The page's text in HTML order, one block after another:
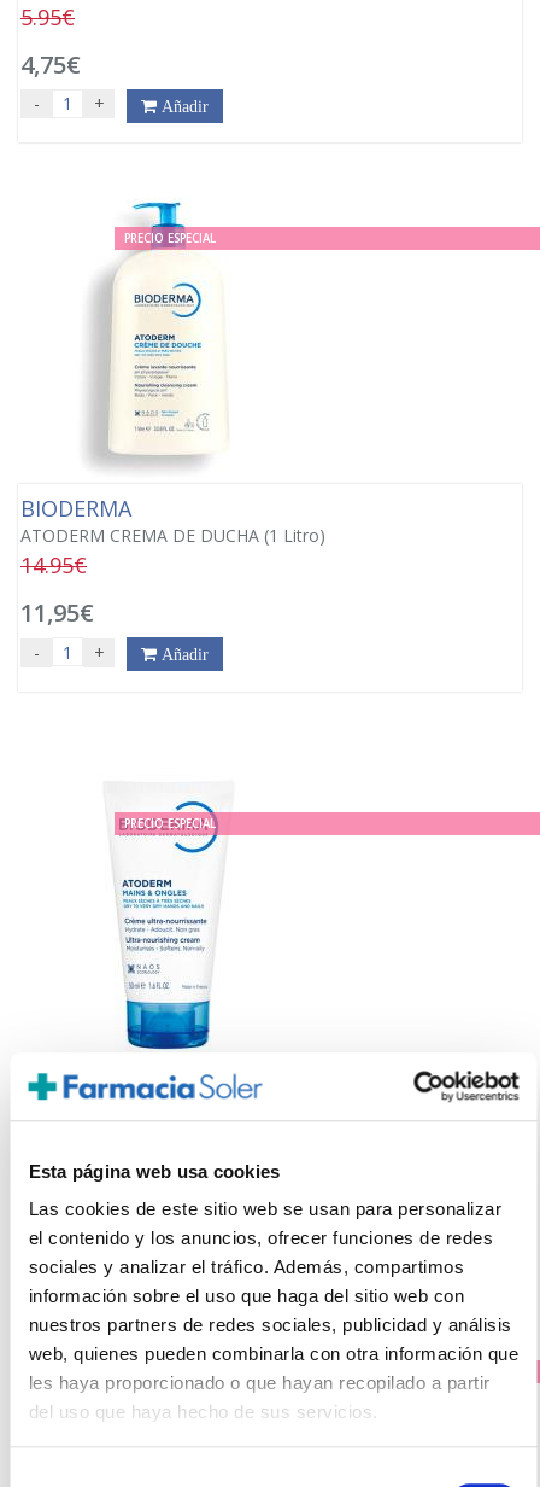
Esta página web usa cookies
Las cookies de este sitio web se usan para personalizar
el contenido y los anuncios, ofrecer funciones de redes
sociales y analizar el tráfico. Además, compartimos
información sobre el uso que haga del sitio web con
nuestros partners de redes sociales, publicidad y análisis
web, quienes pueden combinarla con otra información que
les haya proporcionado o que hayan recopilado a partir
del uso que haya hecho de sus servicios.
5.95€
4,75€
- + Añadir
PRECIO ESPECIAL
BIODERMA
ATODERM CREMA DE DUCHA (1 Litro)
14.95€
11,95€
- + Añadir
PRECIO ESPECIAL
BIODERMA
ATODERM CREMA MANOS Y UÑAS (50ML)
3,95€
- + Añadir